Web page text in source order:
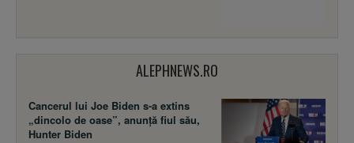
ALEPHNEWS.RO
Cancerul lui Joe Biden s-a extins
„dincolo de oase”, anunță fiul său,
Hunter Biden